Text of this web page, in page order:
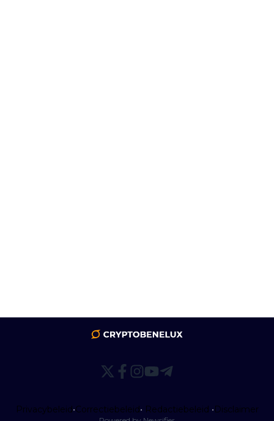
Privacybeleid•Correctiebeleid• Redactiebeleid •Disclaimer